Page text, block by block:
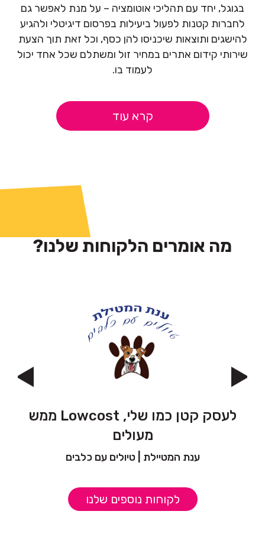
בגוגל, יחד עם תהליכי אוטומציה – על מנת לאפשר גם
לחברות קטנות לפעול ביעילות בפרסום דיגיטלי ולהגיע
להישגים ותוצאות שיכניסו להן כסף, וכל זאת תוך הצעת
שירותי קידום אתרים במחיר זול ומשתלם שכל אחד יכול
לעמוד בו.
קרא עוד
מה אומרים הלקוחות שלנו?
לעסק קטן כמו שלי, Lowcost ממש
מעולים
ענת המטיילת | טיולים עם כלבים
לקוחות נוספים שלנו